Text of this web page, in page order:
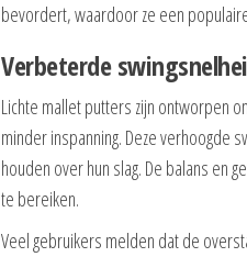
bevordert, waardoor ze een
Verbeterde
Lichte mallet putters zijn ontworpen
minder inspanning. Deze verhoogde
houden over hun slag. De balans en
te bereiken.
Veel gebruikers melden dat de